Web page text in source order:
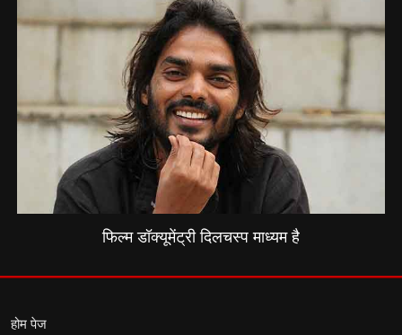
फिल्म डॉक्यूमेंट्री दिलचस्प माध्यम है
होम पेज